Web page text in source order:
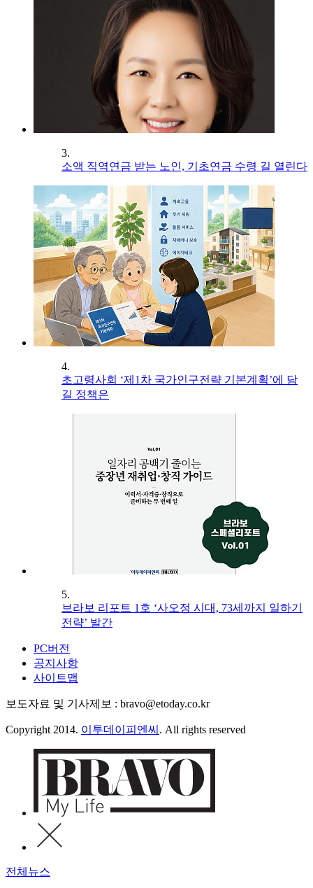
3.
소액 직역연금 받는 노인, 기초연금 수령 길 열린다
4.
초고령사회 ‘제1차 국가인구전략 기본계획’에 담
길 정책은
5.
브라보 리포트 1호 ‘사오정 시대, 73세까지 일하기
전략’ 발간
PC버전
공지사항
사이트맵
보도자료 및 기사제보 : bravo@etoday.co.kr
Copyright 2014. 이투데이피엔씨 . All rights reserved
전체뉴스